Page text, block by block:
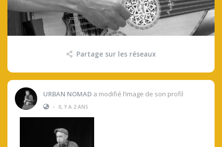
Partage sur les réseaux
URBAN NOMAD a modifié l’image de son profil
•
IL Y A 2 ANS